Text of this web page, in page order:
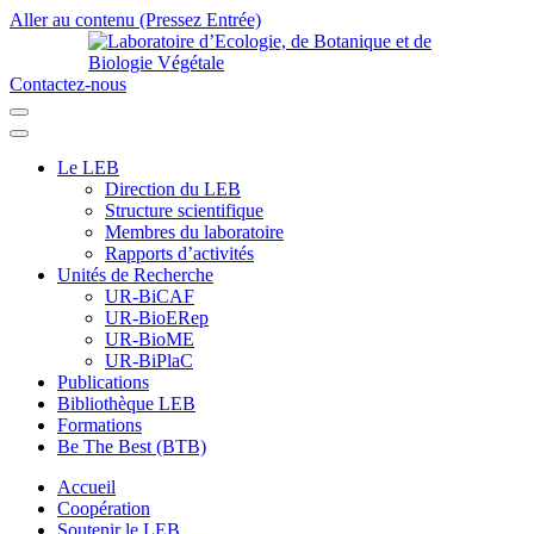
Aller au contenu (Pressez Entrée)
Contactez-nous
Le LEB
Direction du LEB
Structure scientifique
Membres du laboratoire
Rapports d’activités
Unités de Recherche
UR-BiCAF
UR-BioERep
UR-BioME
UR-BiPlaC
Publications
Bibliothèque LEB
Formations
Be The Best (BTB)
Accueil
Coopération
Soutenir le LEB